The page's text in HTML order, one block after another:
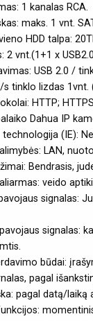
1 kanalas RCA.
maks. 1 vnt.
HDD talpa:
2 vnt.(1+1 x
USB 2.0 /
s tinklo lizdas
HTTP;
Dahua IP
technologija (IE):
LAN,
Bendrasis,
veido
signalas:
signalas:
būdai:
pagal
pagal datą/